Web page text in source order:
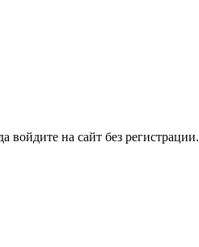
войдите на сайт без регистрации.